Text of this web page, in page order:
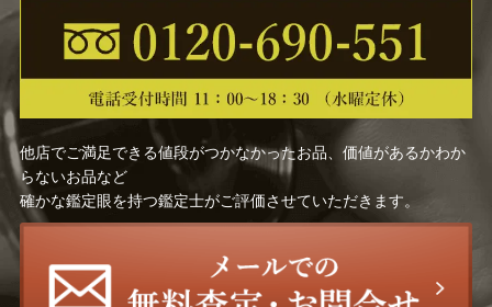
他店でご満足できる値段がつかなかったお品、価値があるかわか
らないお品など
確かな鑑定眼を持つ鑑定士がご評価させていただきます。